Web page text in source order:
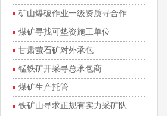
矿山爆破作业一级资质寻合作
煤矿寻找可垫资施工单位
甘肃萤石矿对外承包
锰铁矿开采寻总承包商
煤矿生产托管
铁矿山寻求正规有实力采矿队